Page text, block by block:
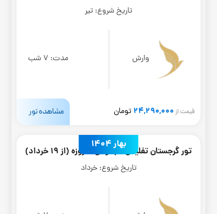
تاریخ شروع: تیر
وارش مدت: 7 شب
قیمت از 24,290,000 تومان مشاهده تور
بهار 1404
تور گرجستان تفلیس + باتومی 8 روزه (از 19 خرداد)
تاریخ شروع: خرداد